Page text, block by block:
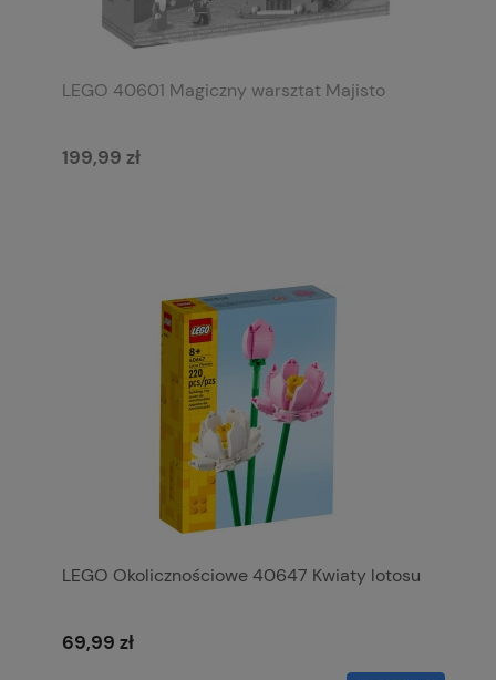
LEGO 40601 Magiczny warsztat Majisto
199,99 zł
LEGO Okolicznościowe 40647 Kwiaty lotosu
69,99 zł